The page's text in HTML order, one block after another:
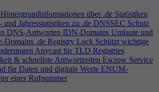
Hintergrundinformationen über .de Statistiken
und Jahresstatistiken zu .de DNSSEC Schutz
DNS-Antworten IDN-Domains Umlaute und
Domains .de Registry Lock Schützt wichtige
Anycast für TLD Registries
& schnellste Antwortzeiten Escrow Service
für Daten und digitale Werte ENUM-
einer Rufnummer